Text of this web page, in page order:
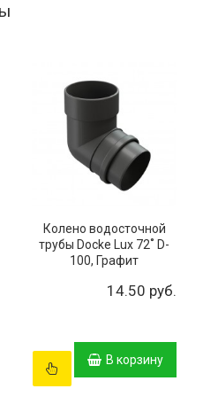
Колено водосточной
трубы Docke Lux 72˚ D-
100, Графит
14.50 руб.
В корзину